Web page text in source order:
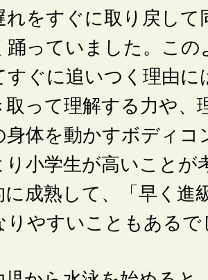
れをすぐに取り戻して
踊っていました。この
すぐに追いつく理由に
取って理解する力や、
身体を動かすボディコ
り小学生が高いことが
に成熟して、「早く進
りやすいこともあるで